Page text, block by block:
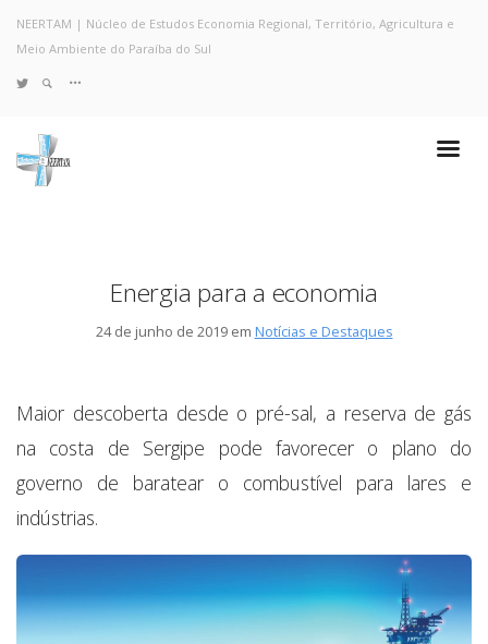
Resultados
Coleta no Estado do RJ
Monografias Defendidas
Pesquisadores
Economia da Poluição: Discussão
Instrumentos Econômicos na Poluição
Princípio do Poluidor Pagador
Nível Ótimo de Poluição
NEERTAM | Núcleo de Estudos Economia Regional, Território, Agricultura e
Meio Ambiente do Paraíba do Sul
Energia para a economia
24 de junho de 2019 em Notícias e Destaques
Maior descoberta desde o pré-sal, a reserva de gás
na costa de Sergipe pode favorecer o plano do
governo de baratear o combustível para lares e
indústrias.